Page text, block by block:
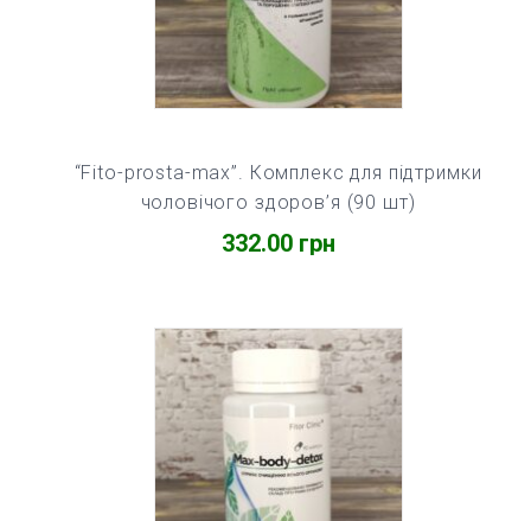
332.00 грн
“Fito-prosta-max”. Комплекс для підтримки
чоловічого здоров’я (90 шт)